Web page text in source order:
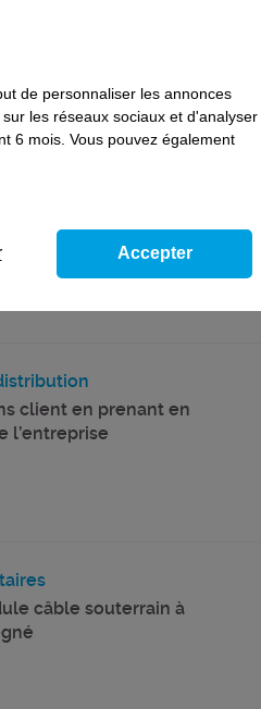
à 3 ans SS3 pour
de chantier
client en prenant en
l’entreprise
câble souterrain à
de personnaliser les annonces
les réseaux sociaux et d'analyser
6 mois. Vous pouvez également
Accepter